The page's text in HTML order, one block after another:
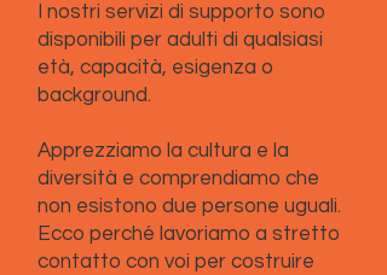
I nostri servizi di supporto sono
disponibili per adulti di qualsiasi
età, capacità, esigenza o
background.
Apprezziamo la cultura e la
diversità e comprendiamo che
non esistono due persone uguali.
Ecco perché lavoriamo a stretto
contatto con voi per costruire